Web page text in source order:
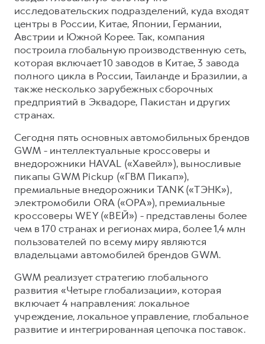
исследовательских подразделений, куда входят
центры в России, Китае, Японии, Германии,
Австрии и Южной Корее. Так, компания
построила глобальную производственную сеть,
которая включает 10 заводов в Китае, 3 завода
полного цикла в России, Таиланде и Бразилии, а
также несколько зарубежных сборочных
предприятий в Эквадоре, Пакистан и других
странах.
Сегодня пять основных автомобильных брендов
GWM - интеллектуальные кроссоверы и
внедорожники HAVAL («Хавейл»), выносливые
пикапы GWM Pickup («ГВМ Пикап»),
премиальные внедорожники TANK («ТЭНК»),
электромобили ORA («ОРА»), премиальные
кроссоверы WEY («ВЕЙ») - представлены более
чем в 170 странах и регионах мира, более 1,4 млн
пользователей по всему миру являются
владельцами автомобилей брендов GWM.
GWM реализует стратегию глобального
развития «Четыре глобализации», которая
включает 4 направления: локальное
учреждение, локальное управление, глобальное
развитие и интегрированная цепочка поставок.